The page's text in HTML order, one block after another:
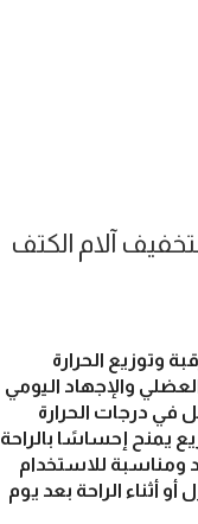
آلام الكتف
وتوزيع الحرارة
والإجهاد اليومي
في درجات الحرارة
يمنح إحساسًا بالراحة
ومناسبة للاستخدام
أثناء الراحة بعد يوم